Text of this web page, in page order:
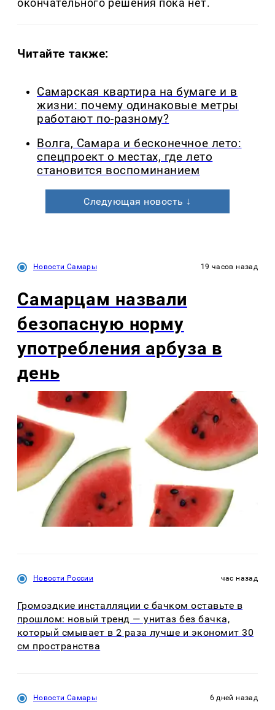
окончательного решения пока нет.
Читайте также:
Самарская квартира на бумаге и в
жизни: почему одинаковые метры
работают по-разному?
Волга, Самара и бесконечное лето:
спецпроект о местах, где лето
становится воспоминанием
Следующая новость ↓
Новости Самары 19 часов назад
Самарцам назвали
безопасную норму
употребления арбуза в
день
Новости России час назад
Громоздкие инсталляции с бачком оставьте в
прошлом: новый тренд — унитаз без бачка,
который смывает в 2 раза лучше и экономит 30
см пространства
Новости Самары 6 дней назад